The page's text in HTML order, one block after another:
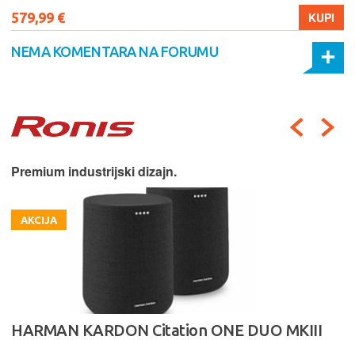
579,99 € KUPI
NEMA KOMENTARA NA FORUMU
Premium industrijski dizajn.
AKCIJA
HARMAN KARDON Citation ONE DUO MKIII